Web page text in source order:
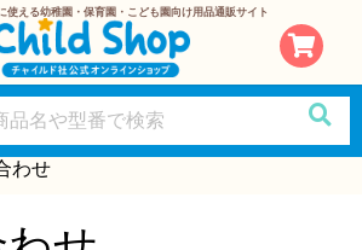
使える幼稚園・保育園・こども園向け用品通販サイト
わせ